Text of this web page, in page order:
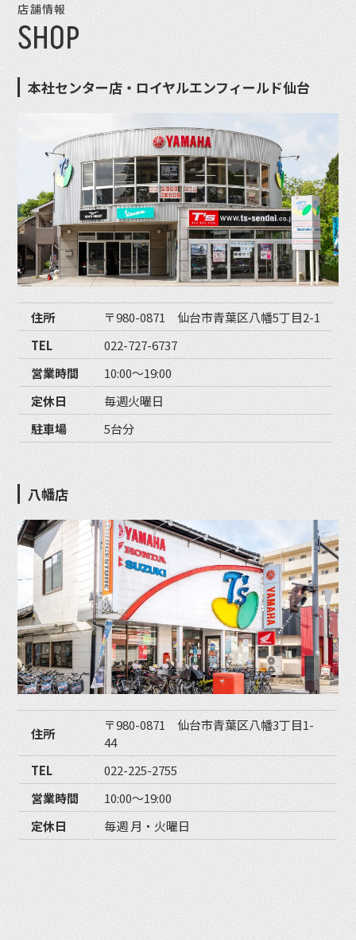
店舗情報
SHOP
本社センター店・ロイヤルエンフィールド仙台
住所
〒980-0871 仙台市青葉区八幡5丁目2-1
TEL
022-727-6737
営業時間
10:00〜19:00
定休日
毎週火曜日
駐車場
5台分
八幡店
住所
〒980-0871 仙台市青葉区八幡3丁目1-
44
TEL
022-225-2755
営業時間
10:00〜19:00
定休日
毎週 月・火曜日